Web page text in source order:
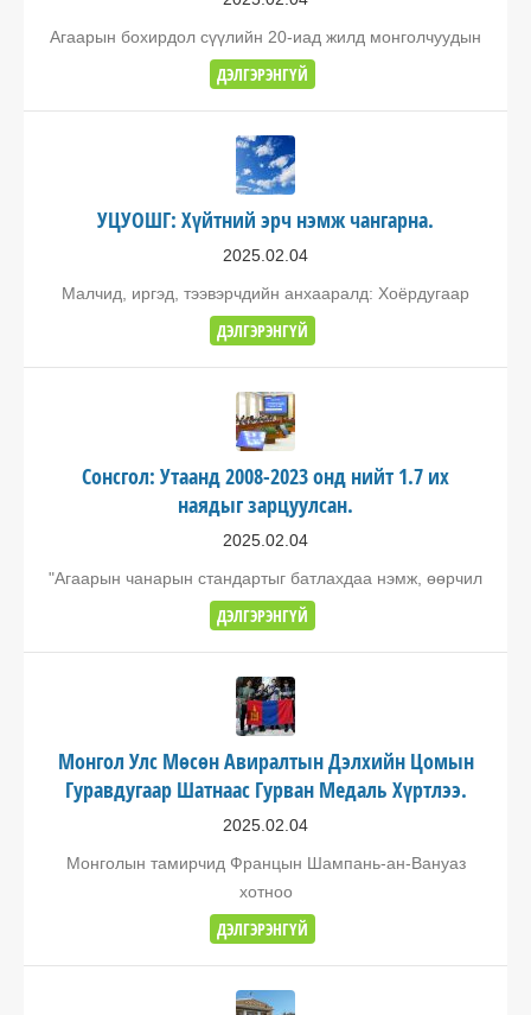
Агаарын бохирдол сүүлийн 20-иад жилд монголчуудын
ДЭЛГЭРЭНГҮЙ
УЦУОШГ: Хүйтний эрч нэмж чангарна.
2025.02.04
Малчид, иргэд, тээвэрчдийн анхааралд: Хоёрдугаар
ДЭЛГЭРЭНГҮЙ
Сонсгол: Утаанд 2008-2023 онд нийт 1.7 их
наядыг зарцуулсан.
2025.02.04
"Агаарын чанарын стандартыг батлахдаа нэмж, өөрчил
ДЭЛГЭРЭНГҮЙ
Монгол Улс Мөсөн Авиралтын Дэлхийн Цомын
Гуравдугаар Шатнаас Гурван Медаль Хүртлээ.
2025.02.04
Монголын тамирчид Францын Шампань-ан-Вануаз
хотноо
ДЭЛГЭРЭНГҮЙ